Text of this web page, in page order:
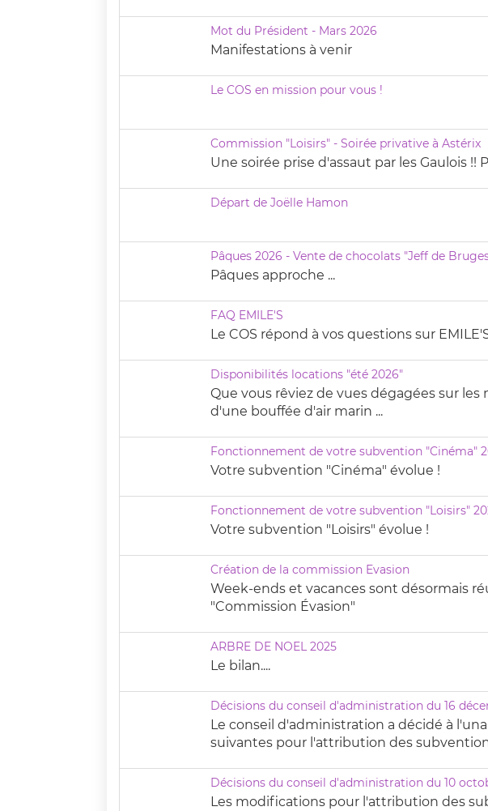
Mot du Président - Mars 2026
Manifestations à venir
Le COS en mission pour vous !
Commission "Loisirs" - Soirée privative à Astérix
Une soirée prise d'assaut par les Gaulois !!
Départ de Joëlle Hamon
Pâques 2026 - Vente de chocolats "Jeff de
Pâques approche ...
FAQ EMILE'S
Le COS répond à vos questions sur
Disponibilités locations "été 2026"
Que vous rêviez de vues dégagées sur
d'une bouffée d'air marin ...
Fonctionnement de votre subvention "Cinéma"
Votre subvention "Cinéma" évolue !
Fonctionnement de votre subvention "Loisirs"
Votre subvention "Loisirs" évolue !
Création de la commission Evasion
Week-ends et vacances sont désormais
"Commission Évasion"
ARBRE DE NOËL 2025
Le bilan....
Décisions du conseil d'administration du 16
Le conseil d'administration a décidé à
suivantes pour l'attribution des
Décisions du conseil d'administration du 10
Les modifications pour l'attribution des